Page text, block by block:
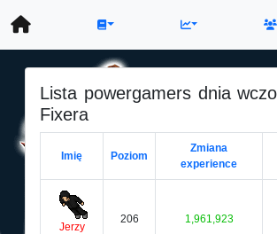
Lista powergamers dnia
Fixera
Imię Poziom
Zmiana
experience
Jerzy
206 1,961,923